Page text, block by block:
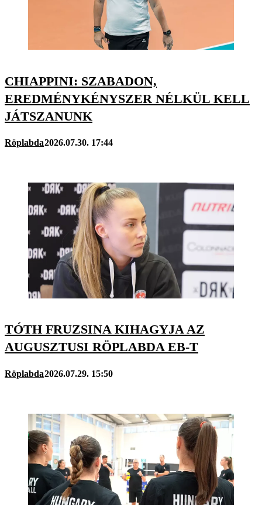
CHIAPPINI: SZABADON,
EREDMÉNYKÉNYSZER NÉLKÜL KELL
JÁTSZANUNK
Röplabda2026.07.30. 17:44
TÓTH FRUZSINA KIHAGYJA AZ
AUGUSZTUSI RÖPLABDA EB-T
Röplabda2026.07.29. 15:50